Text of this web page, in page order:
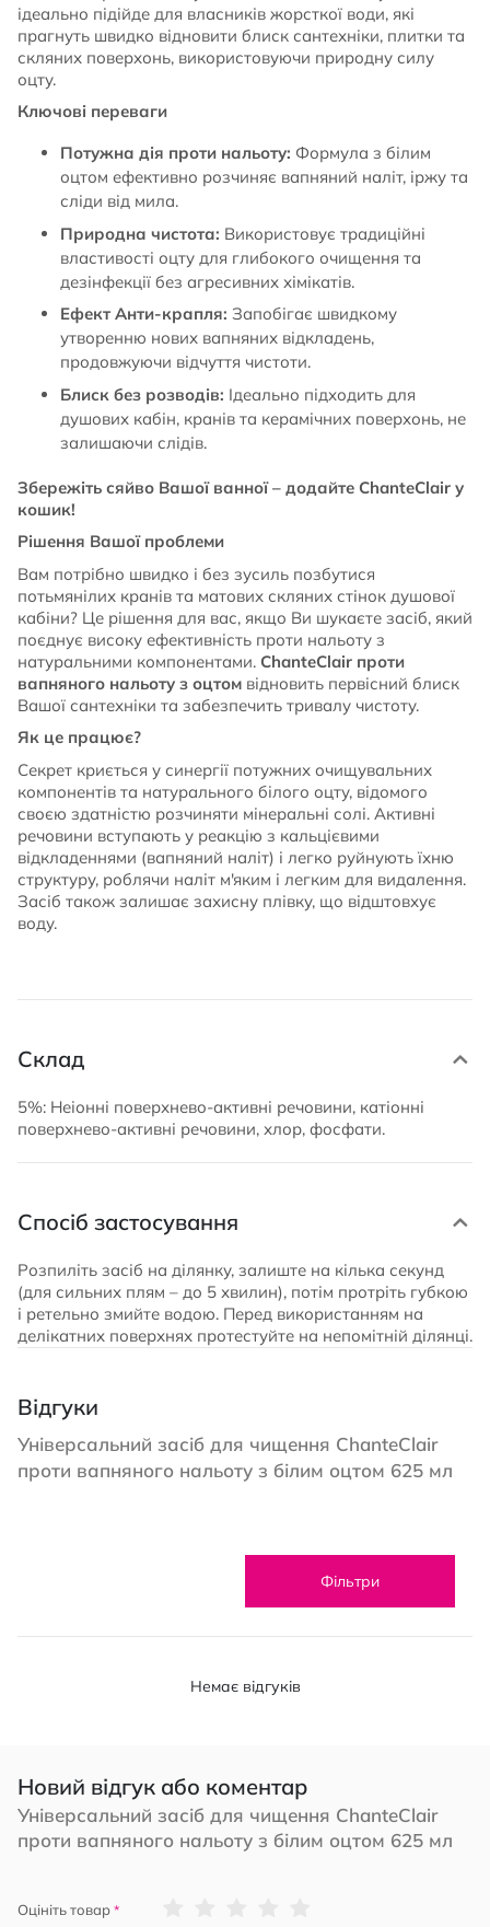
ідеально підійде для власників жорсткої води, які
прагнуть швидко відновити блиск сантехніки, плитки та
скляних поверхонь, використовуючи природну силу
оцту.
Ключові переваги
Потужна дія проти нальоту: Формула з білим
оцтом ефективно розчиняє вапняний наліт, іржу та
сліди від мила.
Природна чистота: Використовує традиційні
властивості оцту для глибокого очищення та
дезінфекції без агресивних хімікатів.
Ефект Анти-крапля: Запобігає швидкому
утворенню нових вапняних відкладень,
продовжуючи відчуття чистоти.
Блиск без розводів: Ідеально підходить для
душових кабін, кранів та керамічних поверхонь, не
залишаючи слідів.
Збережіть сяйво Вашої ванної – додайте ChanteClair у
кошик!
Рішення Вашої проблеми
Вам потрібно швидко і без зусиль позбутися
потьмянілих кранів та матових скляних стінок душової
кабіни? Це рішення для вас, якщо Ви шукаєте засіб, який
поєднує високу ефективність проти нальоту з
натуральними компонентами. ChanteClair проти
вапняного нальоту з оцтом відновить первісний блиск
Вашої сантехніки та забезпечить тривалу чистоту.
Як це працює?
Секрет криється у синергії потужних очищувальних
компонентів та натурального білого оцту, відомого
своєю здатністю розчиняти мінеральні солі. Активні
речовини вступають у реакцію з кальцієвими
відкладеннями (вапняний наліт) і легко руйнують їхню
структуру, роблячи наліт м'яким і легким для видалення.
Засіб також залишає захисну плівку, що відштовхує
воду.
Склад
5%: Неіонні поверхнево-активні речовини, катіонні
поверхнево-активні речовини, хлор, фосфати.
Спосіб застосування
Розпиліть засіб на ділянку, залиште на кілька секунд
(для сильних плям – до 5 хвилин), потім протріть губкою
і ретельно змийте водою. Перед використанням на
делікатних поверхнях протестуйте на непомітній ділянці.
Відгуки
Універсальний засіб для чищення ChanteClair
проти вапняного нальоту з білим оцтом 625 мл
Фільтри
Немає відгуків
Новий відгук або коментар
Універсальний засіб для чищення ChanteClair
проти вапняного нальоту з білим оцтом 625 мл
Оцініть товар